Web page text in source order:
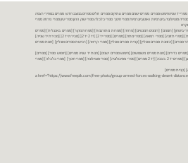
ספרים יד שניה ספרים משומשים ספרים חדשים ספרים יד 2 מכירת ספרים יד שניה ספרי יד שניהחיפוש ספרים ספרים ישנים ספרים עתיקים ספרים זולים ספרים במצב חדש ספרים במחירי רצפה
במבצע ספרים יד 2 ברמת גן ספרים יד 2 ביבנה יד 2 ספרים ספרי פסיכולוגיה ספריה סוציולוגיה ביוגרפיות ו אוטוביוגרפיות ספרי חינוך ספרי כלכלה ספרי שוק ההון ספרי עיון ספרי פרוזה ספרי
ביטחון] [רומנים] [רומנים רומנטיים] [פרוזה] [ספרות מתורגמת] [ספרות מקור] [ספרים באנגלית] [ספרים
חדשים מהחנות] [ספרים מומלצים] [ספרי בישול] [ספרי עידן חדש] [ספרי עסקים] [ספרי מורשת] [מחזות] [ספרי שירה] [ספרי בריאות] [ספרי תזונה] [ספרי רפואה] [ספרי מתח] [ספרים] [ספרי יד 2[ [יד 2 יד 2[ [מכירת יד 2[ [מכירת יד שנייה]
יד 2[ [ספר] [ספרים יד 2[ [הזמנת ספרים] [יד 2 ספרים] [ספרים בזול] [אתר ספרים] [הזמנת ספרים אונליין] [קניית ספרים אונליין] [ספרי קריאה] [רכישת ספרים אונליין] [חנות ספרים
נדירים] [חנות ספרים משומשים] [חיפוש ספרים ישנים] [חנות יד שניה ספרים] [חיפוש ספר] [ספרים]
[חנות ספרים זולים] [ספרים חדשים] [ספרים במחירי רצפה] [ספרים במשלוח חינם] [ספרים במשלוח עד הבית] [ספרים יד 2 ברמת גן] [ספרים יד 2 ביבנה] [יד 2 ספרים] [ספרי פסיכולוגיה] [ספרי סוציולוגיה] [ספרי חינוך] [ספרי כלכלה] [ספרי
[קניית ספרים]
<a href="https://www.freepik.com/free-photo/group-armed-forces-walking-desert-